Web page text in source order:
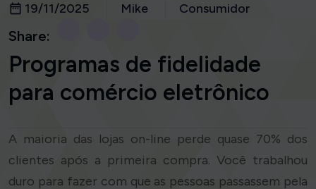
19/11/2025 Mike Consumidor
Share:
Programas de fidelidade
para comércio eletrônico
A maioria das lojas on-line perde quase 70% dos
clientes após a primeira compra. Você trabalhou
duro para fazer com que as pessoas passassem pela